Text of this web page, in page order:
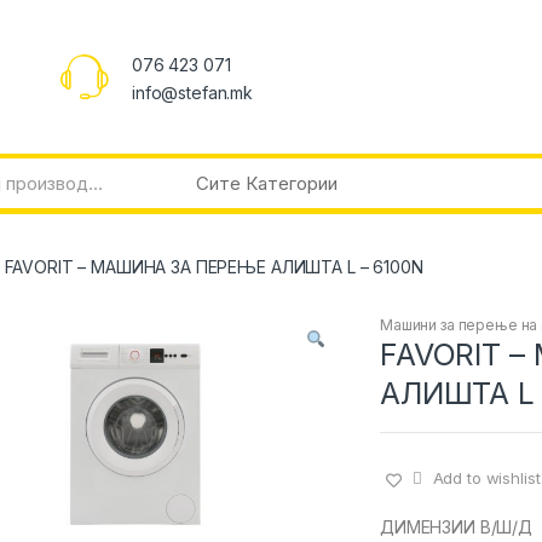
076 423 071
info@stefan.mk
FAVORIT – МАШИНА ЗА ПЕРЕЊЕ АЛИШТА L – 6100N
Машини за перење на
FAVORIT
АЛИШТА L
Add to wishlist
ДИМЕНЗИИ В/Ш/Д